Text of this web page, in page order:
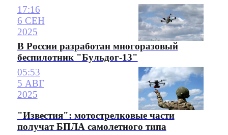
17:16
6 СЕН
2025
В России разработан многоразовый
беспилотник "Бульдог-13"
05:53
5 АВГ
2025
"Известия": мотострелковые части
получат БПЛА самолетного типа